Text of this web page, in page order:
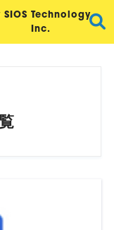
SIOS Technology,
Inc.